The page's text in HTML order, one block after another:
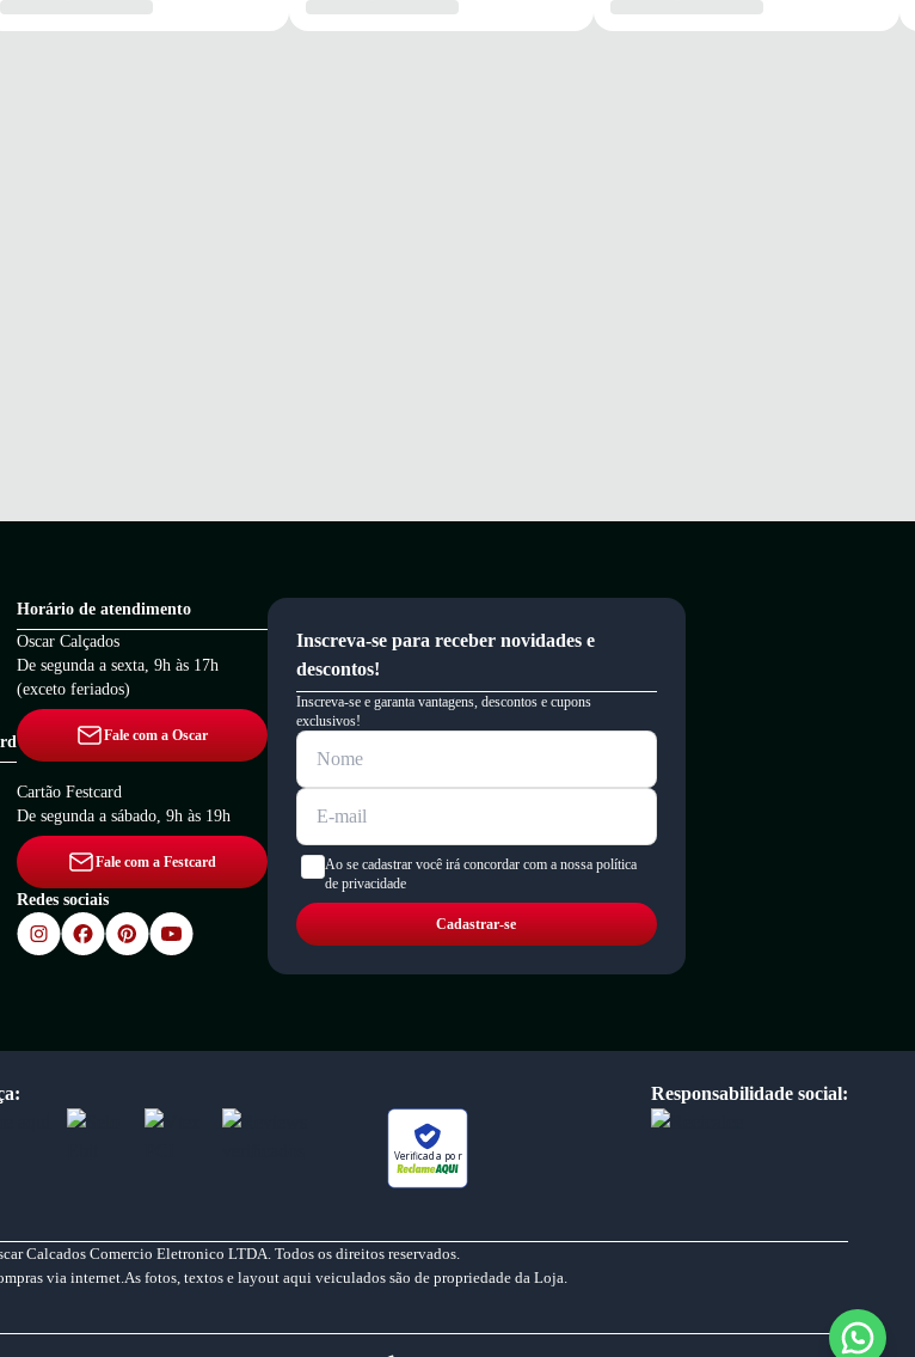
Horário de atendimento
Oscar Calçados
De segunda a sexta, 9h às 17h
(exceto feriados)
Fale com a Oscar
Cartão Festcard
De segunda a sábado, 9h às 19h
Fale com a Festcard
Redes sociais
Inscreva-se para receber novidades e
descontos!
Inscreva-se e garanta vantagens, descontos e cupons
exclusivos!
Ao se cadastrar você irá concordar com a nossa política
de privacidade
Cadastrar-se
Verificada por
Responsabilidade social:
Calcados Comercio Eletronico LTDA. Todos os direitos reservados.
via internet.As fotos, textos e layout aqui veiculados são de propriedade da Loja.